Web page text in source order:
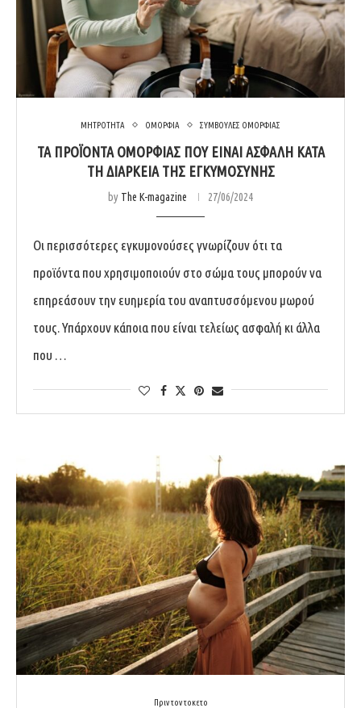
ΜΗΤΡΟΤΗΤΑ ΟΜΟΡΦΙΑ ΣΥΜΒΟΥΛΕΣ ΟΜΟΡΦΙΑΣ
ΤΑ ΠΡΟΪΟΝΤΑ ΟΜΟΡΦΙΑΣ ΠΟΥ ΕΙΝΑΙ ΑΣΦΑΛΗ ΚΑΤΑ
ΤΗ ΔΙΑΡΚΕΙΑ ΤΗΣ ΕΓΚΥΜΟΣΥΝΗΣ
by The K-magazine 27/06/2024
Οι περισσότερες εγκυμονούσες γνωρίζουν ότι τα
προϊόντα που χρησιμοποιούν στο σώμα τους μπορούν να
επηρεάσουν την ευημερία του αναπτυσσόμενου μωρού
τους. Υπάρχουν κάποια που είναι τελείως ασφαλή κι άλλα
που …
Πριν τον τοκετο